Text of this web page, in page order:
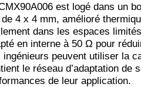
est logé dans un
4 x 4 mm, amélioré
dans les espaces
en interne à 50 Ω pour
ingénieurs peuvent utiliser la
le réseau d’adaptation de
de leur application.